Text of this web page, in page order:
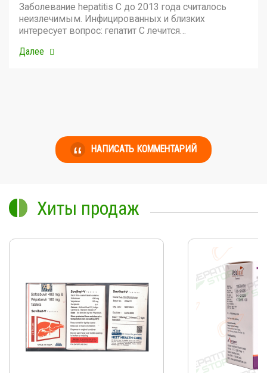
Заболевание hepatitis C до 2013 года считалось
неизлечимым. Инфицированных и близких
интересует вопрос: гепатит С лечится…
Далее
НАПИСАТЬ КОММЕНТАРИЙ
Хиты продаж